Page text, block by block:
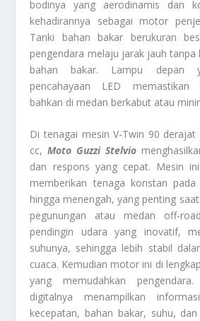
bodinya yang aerodinamis dan
kehadirannya sebagai motor
Tanki bahan bakar berukuran
pengendara melaju jarak jauh tanpa
bahan bakar. Lampu depan
pencahayaan LED memastikan
bahkan di medan berkabut atau
Di tenagai mesin V-Twin 90 derajat
cc,Moto Guzzi Stelvio
dan respons yang cepat. Mesin
memberikan tenaga konstan pada
hingga menengah, yang penting
pegunungan atau medan off-
pendingin udara yang inovatif,
suhunya, sehingga lebih stabil
cuaca. Kemudian motor ini di
yang memudahkan
digitalnya menampilkan
kecepatan, bahan bakar, suhu,